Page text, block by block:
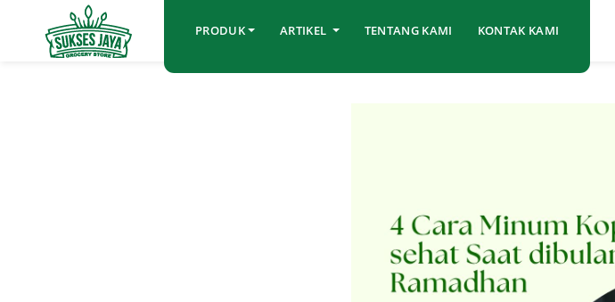
PRODUK ARTIKEL TENTANG KAMI KONTAK KAMI